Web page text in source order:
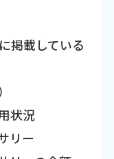
掲載している
状況
リー